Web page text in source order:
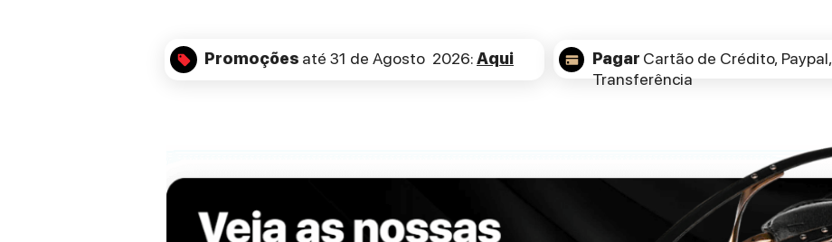
Promoções até 31 de Agosto 2026:Aqui Pagar Cartão de Crédito, Paypal,
Transferência